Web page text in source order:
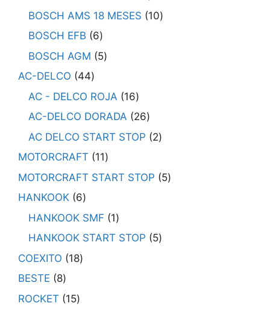
BOSCH AMS 18 MESES
10
BOSCH EFB
6
BOSCH AGM
5
AC-DELCO
44
AC - DELCO ROJA
16
AC-DELCO DORADA
26
AC DELCO START STOP
2
MOTORCRAFT
11
MOTORCRAFT START STOP
5
HANKOOK 6
HANKOOK SMF
1
HANKOOK START STOP
5
COEXITO
18
BESTE
8
ROCKET
15